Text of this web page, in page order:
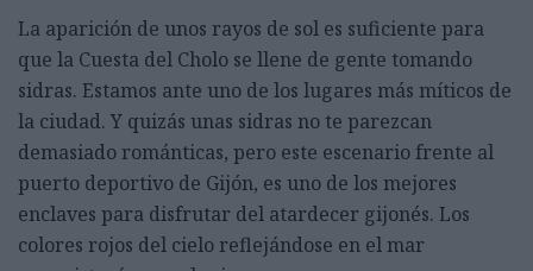
La aparición de unos rayos de sol es suficiente para
que la Cuesta del Cholo se llene de gente tomando
sidras. Estamos ante uno de los lugares más míticos de
la ciudad. Y quizás unas sidras no te parezcan
demasiado románticas, pero este escenario frente al
puerto deportivo de Gijón, es uno de los mejores
enclaves para disfrutar del atardecer gijonés. Los
colores rojos del cielo reflejándose en el mar